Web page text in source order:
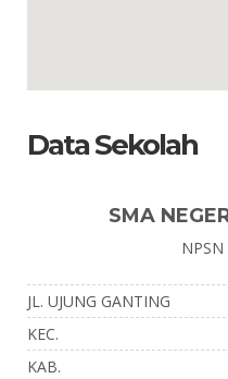
Data Sekolah
SMA
JL. UJUNG GANTING
KEC.
KAB.